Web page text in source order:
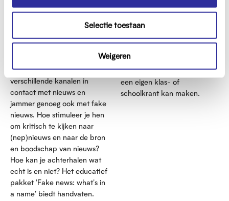
e
Selectie toestaan
Weigeren
Fake news: what's in a
Jongeren komen via
verschillende kanalen in
contact met nieuws en
jammer genoeg ook met fake
nieuws. Hoe stimuleer je hen
om kritisch te kijken naar
(nep)nieuws en naar de bron
en boodschap van nieuws?
Hoe kan je achterhalen wat
echt is en niet? Het educatief
pakket 'Fake news: what's in
a name' biedt handvaten.
KrantenMaker
De KrantenMaker is een
webpagina waar iedereen
een eigen klas- of
schoolkrant kan maken.